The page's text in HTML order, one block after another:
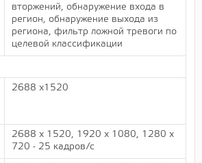
вторжений, обнаружение входа в
регион, обнаружение выхода из
региона, фильтр ложной тревоги по
целевой классификации
2688 x1520
2688 х 1520, 1920 x 1080, 1280 х
720 - 25 кадров/с